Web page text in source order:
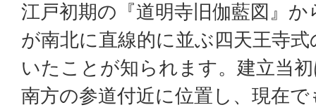
江戸初期の『道明寺旧伽藍図』
が南北に直線的に並ぶ四天王寺
いたことが知られます。建立当
南方の参道付近に位置し、現在